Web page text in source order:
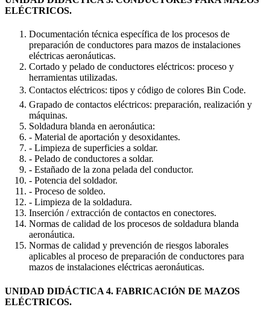
ELÉCTRICOS.
Documentación técnica específica de los procesos de
preparación de conductores para mazos de instalaciones
eléctricas aeronáuticas.
Cortado y pelado de conductores eléctricos: proceso y
herramientas utilizadas.
Contactos eléctricos: tipos y código de colores Bin Code.
Grapado de contactos eléctricos: preparación, realización y
máquinas.
Soldadura blanda en aeronáutica:
- Material de aportación y desoxidantes.
- Limpieza de superficies a soldar.
- Pelado de conductores a soldar.
- Estañado de la zona pelada del conductor.
- Potencia del soldador.
- Proceso de soldeo.
- Limpieza de la soldadura.
Inserción / extracción de contactos en conectores.
Normas de calidad de los procesos de soldadura blanda
aeronáutica.
Normas de calidad y prevención de riesgos laborales
aplicables al proceso de preparación de conductores para
mazos de instalaciones eléctricas aeronáuticas.
UNIDAD DIDÁCTICA 4. FABRICACIÓN DE MAZOS
ELÉCTRICOS.